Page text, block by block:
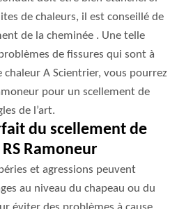
de chaleurs, il est conseillé de
de la cheminée . Une telle
de fissures qui sont à
chaleur A Scientrier, vous pourrez
pour un scellement de
de l’art.
du scellement de
Ramoneur
et agressions peuvent
au niveau du chapeau ou du